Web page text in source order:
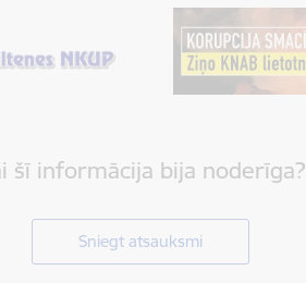
šī informācija bija noderīga?
Sniegt atsauksmi